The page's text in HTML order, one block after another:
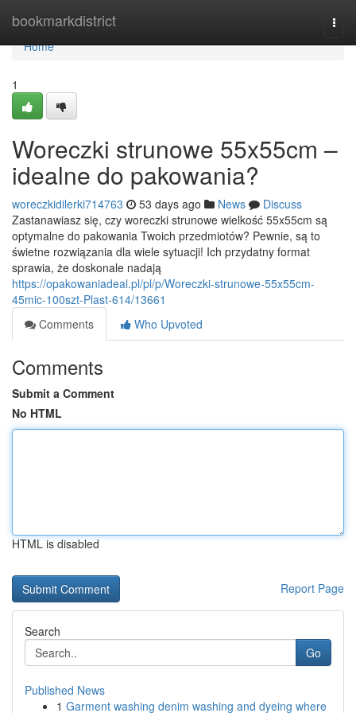
bookmarkdistrict
Home
Home
1
Woreczki strunowe 55x55cm –
idealne do pakowania?
woreczkidilerki714763 53 days ago News
Discuss
Zastanawiasz się, czy woreczki strunowe wielkość 55x55cm są
optymalne do pakowania Twoich przedmiotów? Pewnie, są to
świetne rozwiązania dla wiele sytuacji! Ich przydatny format
sprawia, że doskonale nadają
https://opakowaniadeal.pl/pl/p/Woreczki-strunowe-55x55cm-
45mic-100szt-Plast-614/13661
Comments
Who Upvoted
Comments
Submit a Comment
No HTML
HTML is disabled
Report Page
Search
Go
Published News
1 Garment washing denim washing and dyeing where